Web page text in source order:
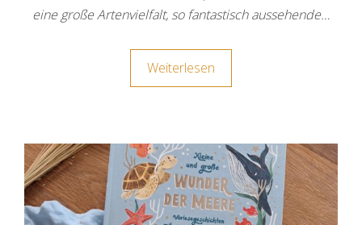
eine große Artenvielfalt, so fantastisch aussehende…
Weiterlesen